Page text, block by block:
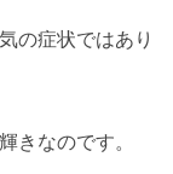
の症状ではあり
きなのです。